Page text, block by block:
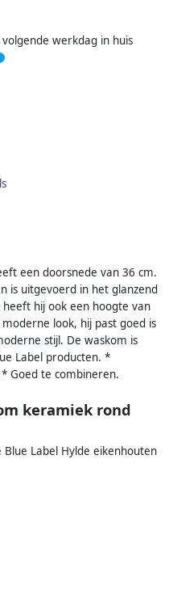
werkdag in huis
een doorsnede van 36 cm.
is uitgevoerd in het glanzend
hij ook een hoogte van
look, hij past goed is
stijl. De waskom is
Label producten. *
Goed te combineren.
keramiek rond
Label Hylde eikenhouten